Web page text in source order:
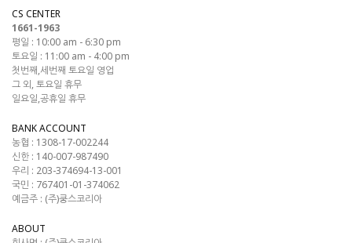
CS CENTER
1661-1963
평일 : 10:00 am - 6:30 pm
토요일 : 11:00 am - 4:00 pm
첫번째,세번째 토요일 영업
그 외, 토요일 휴무
일요일,공휴일 휴무
BANK ACCOUNT
농협 : 1308-17-002244
신한 : 140-007-987490
우리 : 203-374694-13-001
국민 : 767401-01-374062
예금주 : (주)쿵스코리아
ABOUT